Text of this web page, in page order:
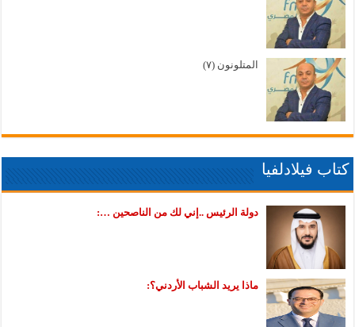
المتلونون (٧)
كتاب فيلادلفيا
دولة الرئيس ..إني لك من الناصحين …:
ماذا يريد الشباب الأردني؟: